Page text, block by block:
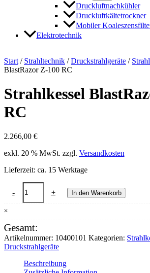
Druckluftnachkühler
Druckluftkältetrockner
Mobiler
Elektrotechnik
Start / Strahltechnik /Druckstrahlgeräte /
BlastRazor Z-100 RC
Strahlkessel
RC
2.266,00 €
exkl. 20 % MwSt. zzgl. Versandkosten
Lieferzeit: ca. 15 Werktage
-
Strahlkessel
BlastRazor
100
Menge
+ In den Warenkorb
×
Gesamt:
Artikelnummer: 10400101 Kategorien:
Druckstrahlgeräte
Beschreibung